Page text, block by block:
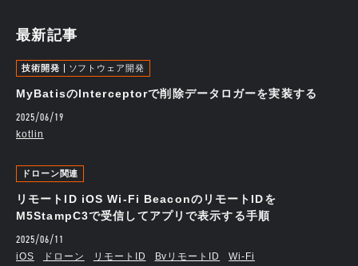
最新記事
技術開発 ソフトウェア開発
MyBatisのInterceptorで削除データロガーを実装する
2025/06/19
kotlin
ドローン関連
リモートID iOS Wi-Fi BeaconのリモートIDを
M5StampC3で受信してアプリで表示する手順
2025/06/11
iOS ドローン リモートID BvリモートID Wi-Fi